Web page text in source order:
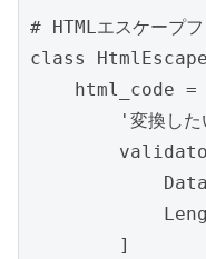
# HTMLエスケープ
class
html_code =
'変換した
        ]